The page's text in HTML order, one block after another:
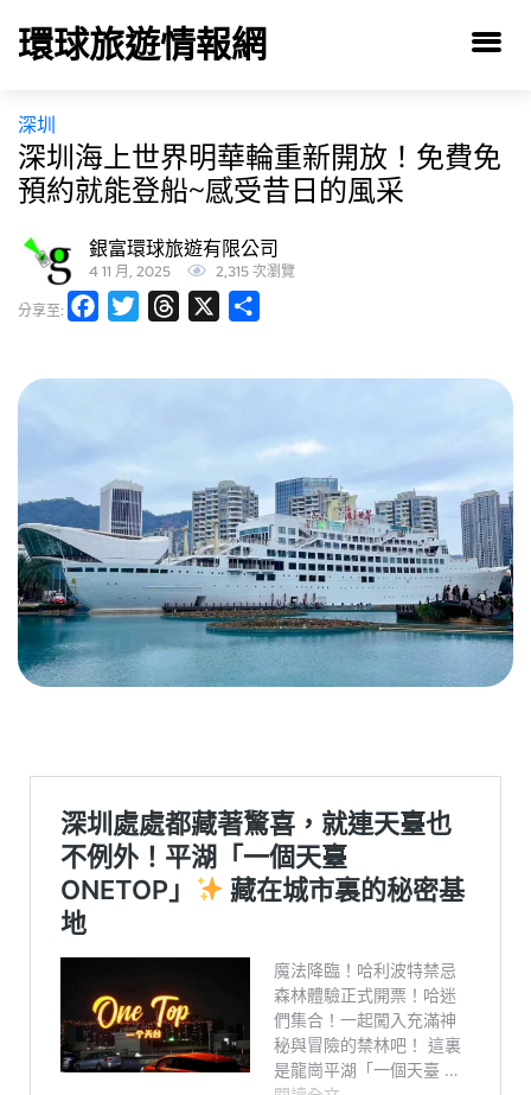
環球旅遊情報網
深圳
深圳海上世界明華輪重新開放！免費免
預約就能登船~感受昔日的風采
銀富環球旅遊有限公司
4 11 月, 2025 2,315 次瀏覽
分享至: FacebookTwitterThreads